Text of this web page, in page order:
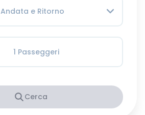
Andata e Ritorno
1 Passeggeri
Cerca